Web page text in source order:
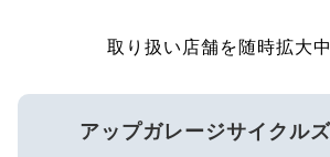
取り扱い店舗を随時拡大中
アップガレージサイクル